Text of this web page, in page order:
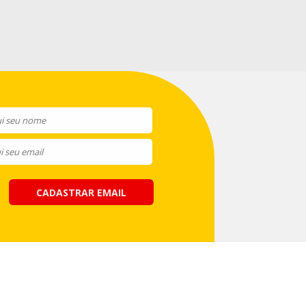
CADASTRAR EMAIL